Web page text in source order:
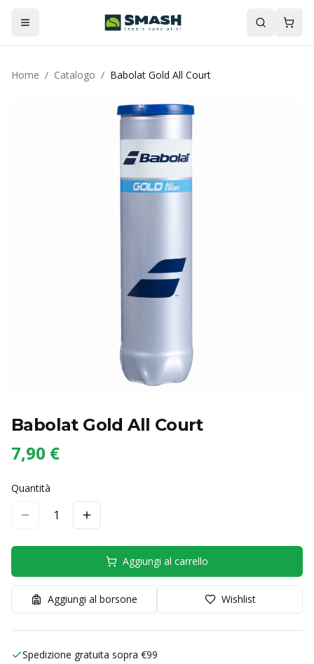
Home / Catalogo / Babolat Gold All Court
Babolat Gold All Court
7,90 €
Quantità
1
Aggiungi al carrello
Aggiungi al borsone Wishlist
Spedizione gratuita sopra €99